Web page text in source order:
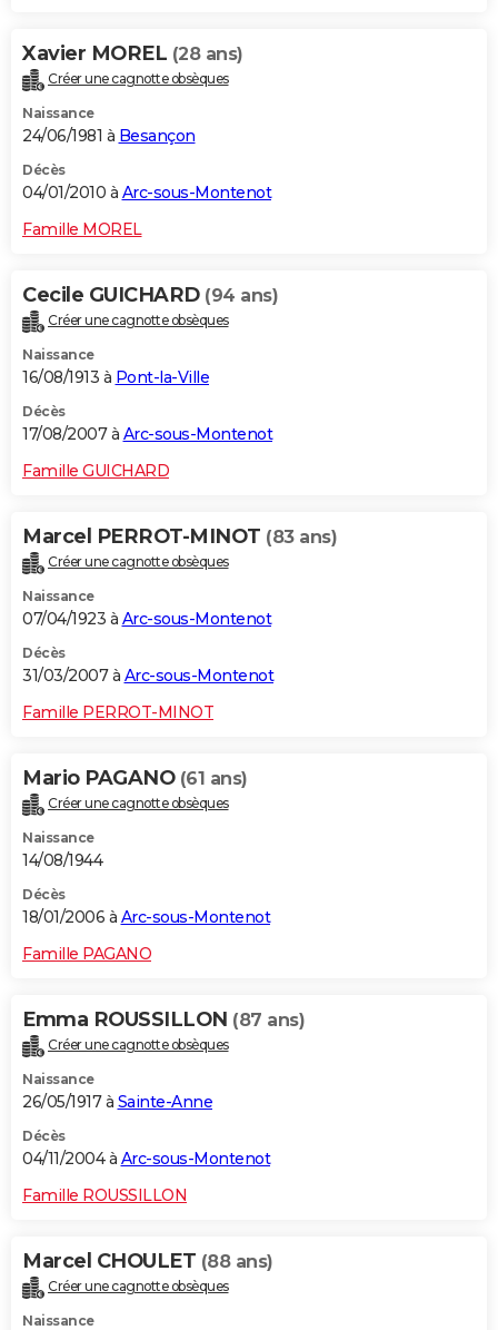
Xavier MOREL (28 ans)
Créer une cagnotte obsèques
Naissance
24/06/1981 à Besançon
Décès
04/01/2010 à Arc-sous-Montenot
Famille MOREL
Cecile GUICHARD (94 ans)
Créer une cagnotte obsèques
Naissance
16/08/1913 à Pont-la-Ville
Décès
17/08/2007 à Arc-sous-Montenot
Famille GUICHARD
Marcel PERROT-MINOT (83 ans)
Créer une cagnotte obsèques
Naissance
07/04/1923 à Arc-sous-Montenot
Décès
31/03/2007 à Arc-sous-Montenot
Famille PERROT-MINOT
Mario PAGANO (61 ans)
Créer une cagnotte obsèques
Naissance
14/08/1944
Décès
18/01/2006 à Arc-sous-Montenot
Famille PAGANO
Emma ROUSSILLON (87 ans)
Créer une cagnotte obsèques
Naissance
26/05/1917 à Sainte-Anne
Décès
04/11/2004 à Arc-sous-Montenot
Famille ROUSSILLON
Marcel CHOULET (88 ans)
Créer une cagnotte obsèques
Naissance